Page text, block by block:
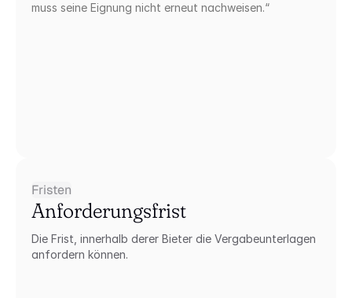
muss seine Eignung nicht erneut nachweisen.“
Fristen
Anforderungsfrist
Die Frist, innerhalb derer Bieter die Vergabeunterlagen
anfordern können.